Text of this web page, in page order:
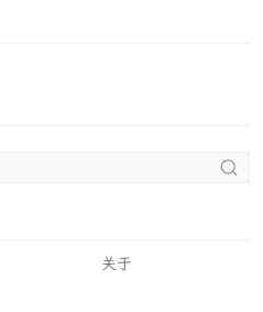
关于